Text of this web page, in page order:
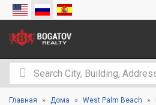
Главная Дома West Palm Beach